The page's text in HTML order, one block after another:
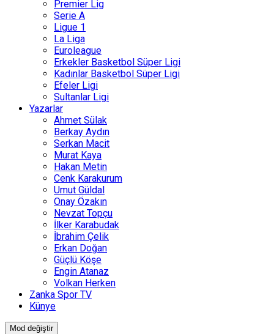
Premier Lig
Serie A
Ligue 1
La Liga
Euroleague
Erkekler Basketbol Süper Ligi
Kadınlar Basketbol Süper Ligi
Efeler Ligi
Sultanlar Ligi
Yazarlar
Ahmet Sülak
Berkay Aydın
Serkan Macit
Murat Kaya
Hakan Metin
Cenk Karakurum
Umut Güldal
Onay Özakın
Nevzat Topçu
İlker Karabudak
İbrahim Çelik
Erkan Doğan
Güçlü Köşe
Engin Atanaz
Volkan Herken
Zanka Spor TV
Künye
Mod değiştir